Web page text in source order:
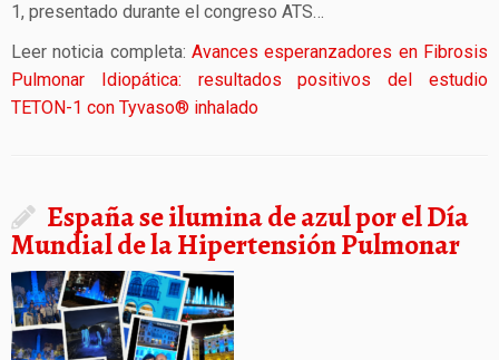
1, presentado durante el congreso ATS…
Leer noticia completa: Avances esperanzadores en Fibrosis
Pulmonar Idiopática: resultados positivos del estudio
TETON-1 con Tyvaso® inhalado
España se ilumina de azul por el Día
Mundial de la Hipertensión Pulmonar